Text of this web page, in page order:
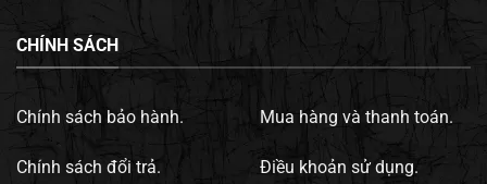
CHÍNH SÁCH
Chính sách bảo hành.
Chính sách đổi trả.
Mua hàng và thanh toán.
Điều khoản sử dụng.